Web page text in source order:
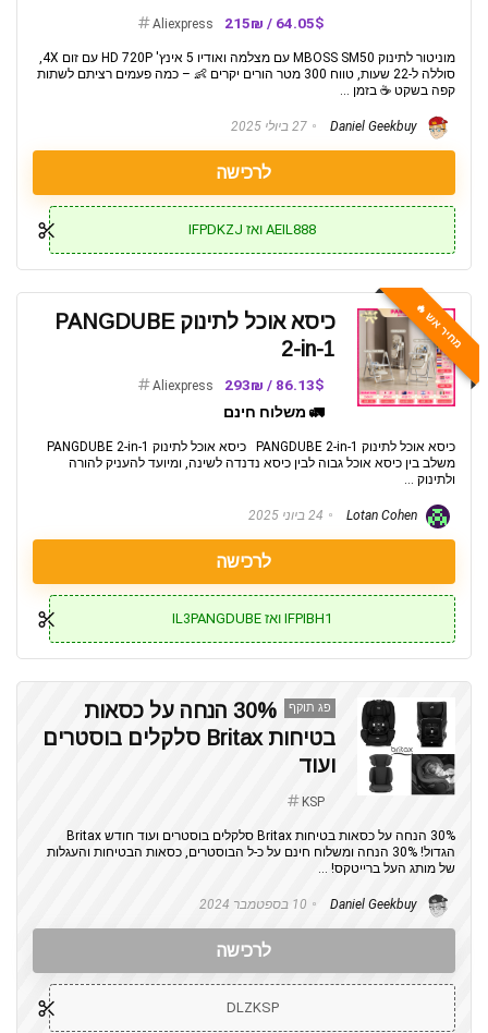
64.05$ / 215₪
Aliexpress
מוניטור לתינוק MBOSS SM50 עם מצלמה ואודיו 5 אינץ' HD 720P עם זום 4X,
סוללה ל-22 שעות, טווח 300 מטר הורים יקרים 👶 – כמה פעמים רציתם לשתות
קפה בשקט ☕️ בזמן ...
27 ביולי 2025
לרכישה
AEIL888 ואז IFPDKZJ
מחיר אש 🔥
כיסא אוכל לתינוק PANGDUBE
2-in-1
86.13$ / 293₪
Aliexpress
🚛 משלוח חינם
כיסא אוכל לתינוק PANGDUBE 2-in-1 כיסא אוכל לתינוק PANGDUBE 2-in-1
משלב בין כיסא אוכל גבוה לבין כיסא נדנדה לשינה, ומיועד להעניק להורה
ולתינוק ...
24 ביוני 2025
לרכישה
IFPIBH1 ואז IL3PANGDUBE
פג תוקף
30% הנחה על כסאות
בטיחות Britax סלקלים בוסטרים
ועוד
KSP
30% הנחה על כסאות בטיחות Britax סלקלים בוסטרים ועוד חודש Britax
הגדול! 30% הנחה ומשלוח חינם על כ-ל הבוסטרים, כסאות הבטיחות והעגלות
של מותג העל ברייטקס! ...
10 בספטמבר 2024
לרכישה
DLZKSP